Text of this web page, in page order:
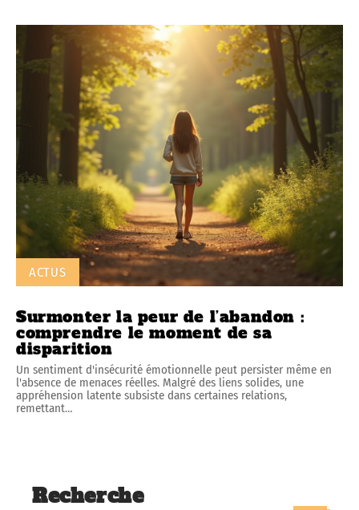
ACTUS
Surmonter la peur de l’abandon :
comprendre le moment de sa
disparition
Un sentiment d'insécurité émotionnelle peut persister même en
l'absence de menaces réelles. Malgré des liens solides, une
appréhension latente subsiste dans certaines relations,
remettant…
Recherche